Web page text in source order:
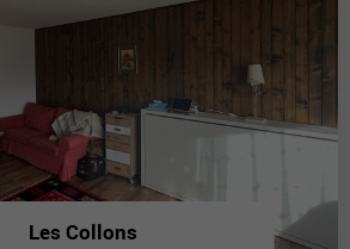
Les Collons